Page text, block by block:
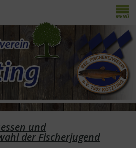
und
der Fischerjugend